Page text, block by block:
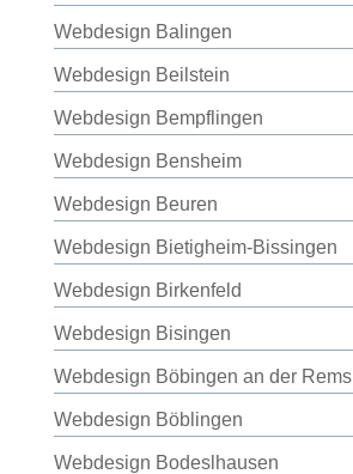
Webdesign Balingen
Webdesign Beilstein
Webdesign Bempflingen
Webdesign Bensheim
Webdesign Beuren
Webdesign Bietigheim-Bissingen
Webdesign Birkenfeld
Webdesign Bisingen
Webdesign Böbingen an der Rems
Webdesign Böblingen
Webdesign Bodeslhausen